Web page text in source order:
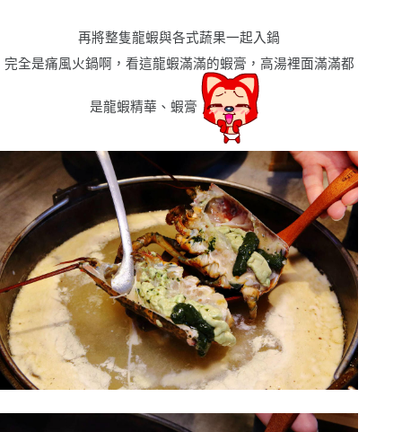
再將整隻龍蝦與各式蔬果一起入鍋
完全是痛風火鍋啊，看這龍蝦滿滿的蝦膏，高湯裡面滿滿都
是龍蝦精華、蝦膏